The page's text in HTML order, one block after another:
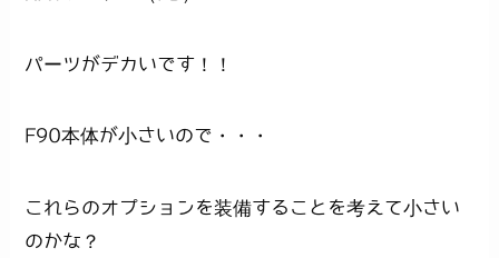
パーツがデカいです！！
F90本体が小さいので・・・
これらのオプションを装備することを考えて小さい
のかな？